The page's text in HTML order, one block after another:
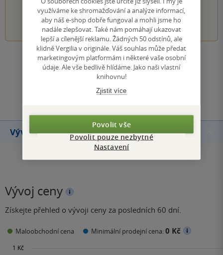
1 2 3 4 5
Zobrazit všechna hodnocení
Přidat hodnocení
Vývoj ceny
Vývoj ceny
Získejte přehled o vývoji ceny za posledních 60 dní.
Maloobchodní cena Minimální prodejní cena:0 Kč
využíváme ke shromažďování a analýze informací,
aby náš e-shop dobře fungoval a mohli jsme ho
nadále zlepšovat. Také nám pomáhají ukazovat
lepší a cílenější reklamu. Žádných 50 odstínů, ale
klidně Vergilia v originále. Váš souhlas může předat
marketingovým platformám i některé vaše osobní
údaje. Ale vše bedlivě hlídáme. Jako naši vlastní
knihovnu!
Zjistit více
Povolit vše
Povolit pouze nezbytné
Nastavení